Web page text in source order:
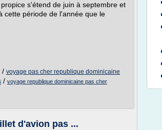
s'étend de juin à septembre et
cette période de l'année que le
/ voyage pas cher republique dominicaine
/ voyage republique dominicaine pas cher
d'avion pas ...